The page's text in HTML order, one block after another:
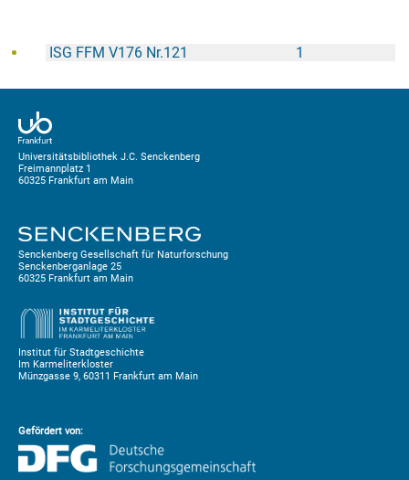
1
ISG FFM V176 Nr.121
Universitätsbibliothek J.C. Senckenberg
Freimannplatz 1
60325 Frankfurt am Main
Senckenberg Gesellschaft für Naturforschung
Senckenberganlage 25
60325 Frankfurt am Main
Institut für Stadtgeschichte
Im Karmeliterkloster
Münzgasse 9, 60311 Frankfurt am Main
Gefördert von: